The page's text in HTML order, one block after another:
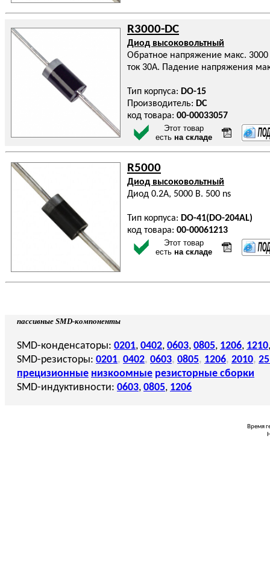
R3000-DC
Диод высоковольтный
Обратное напряжение макс.
ток 30А. Падение напряжения
Тип корпуса: DO-15
Производитель: DC
код товара: 00-00033057
Этот товар
есть на складе
R5000
Диод высоковольтный
Диод 0.2А, 5000 В. 500 ns
Тип корпуса: DO-41(DO-204AL)
код товара: 00-00061213
Этот товар
есть на складе
пассивные SMD-компоненты
SMD-конденсаторы: 0201, 0402, 0603, 0805, 1206, 1210,
SMD-резисторы: 0201, 0402, 0603, 0805, 1206, 2010,
прецизионные низкоомные резисторные сборки
SMD-индуктивности: 0603, 0805, 1206
Время